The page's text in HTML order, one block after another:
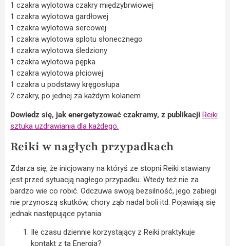
1 czakra wylotowa czakry międzybrwiowej
1 czakra wylotowa gardłowej
1 czakra wylotowa sercowej
1 czakra wylotowa splotu słonecznego
1 czakra wylotowa śledziony
1 czakra wylotowa pępka
1 czakra wylotowa płciowej
1 czakra u podstawy kręgosłupa
2 czakry, po jednej za każdym kolanem
Dowiedz się, jak energetyzować czakramy, z publikacji Reiki
sztuka uzdrawiania dla każdego.
Reiki w nagłych przypadkach
Zdarza się, że inicjowany na któryś ze stopni Reiki stawiany
jest przed sytuacją nagłego przypadku. Wtedy też nie za
bardzo wie co robić. Odczuwa swoją bezsilność, jego zabiegi
nie przynoszą skutków, chory ząb nadal boli itd. Pojawiają się
jednak następujące pytania:
Ile czasu dziennie korzystający z Reiki praktykuje
kontakt z tą Energią?